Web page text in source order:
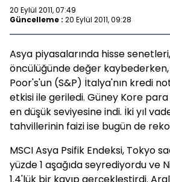
20 Eylül 2011, 07:49
Güncelleme : 20 Eylül 2011, 09:28
Asya piyasalarında hisse
öncülüğünde değer
Poor's'un (S&P) İtalya'nın kredi
etkisi ile geriledi. Güney Kore para
en düşük seviyesine indi. İki yıl
tahvillerinin faizi ise bugün de
MSCI Asya Psifik Endeksi, Tokyo
yüzde 1 aşağıda seyrediyordu ve